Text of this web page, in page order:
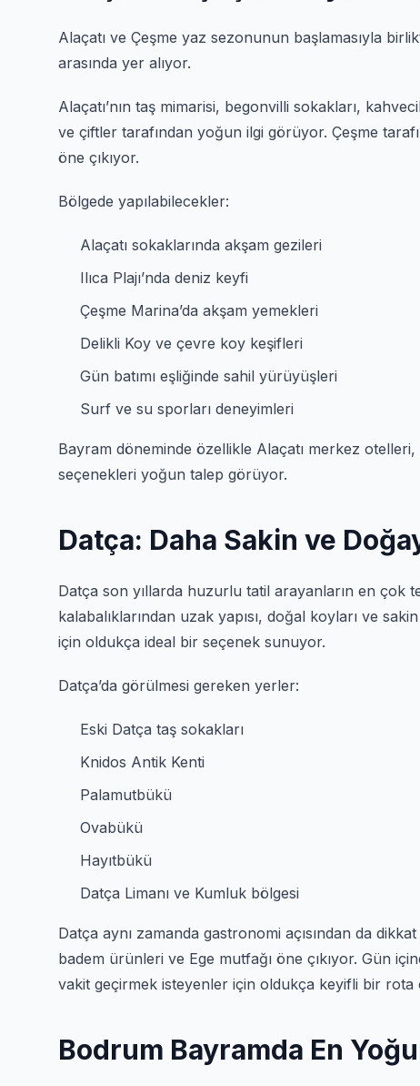
Alaçatı ve Çeşme yaz sezonunun başlamasıyla
arasında yer alıyor.
Alaçatı’nın taş mimarisi, begonvilli sokakları,
ve çiftler tarafından yoğun ilgi görüyor. Çeşme
öne çıkıyor.
Bölgede yapılabilecekler:
Alaçatı sokaklarında akşam gezileri
Ilıca Plajı’nda deniz keyfi
Çeşme Marina’da akşam yemekleri
Delikli Koy ve çevre koy keşifleri
Gün batımı eşliğinde sahil yürüyüşleri
Surf ve su sporları deneyimleri
Bayram döneminde özellikle Alaçatı merkez
seçenekleri yoğun talep görüyor.
Datça: Daha Sakin ve
Datça son yıllarda huzurlu tatil arayanların en çok
kalabalıklarından uzak yapısı, doğal koyları ve
için oldukça ideal bir seçenek sunuyor.
Datça’da görülmesi gereken yerler:
Eski Datça taş sokakları
Knidos Antik Kenti
Palamutbükü
Ovabükü
Hayıtbükü
Datça Limanı ve Kumluk bölgesi
Datça aynı zamanda gastronomi açısından da
badem ürünleri ve Ege mutfağı öne çıkıyor. Gün
vakit geçirmek isteyenler için oldukça keyifli bir rota
Bodrum Bayramda En